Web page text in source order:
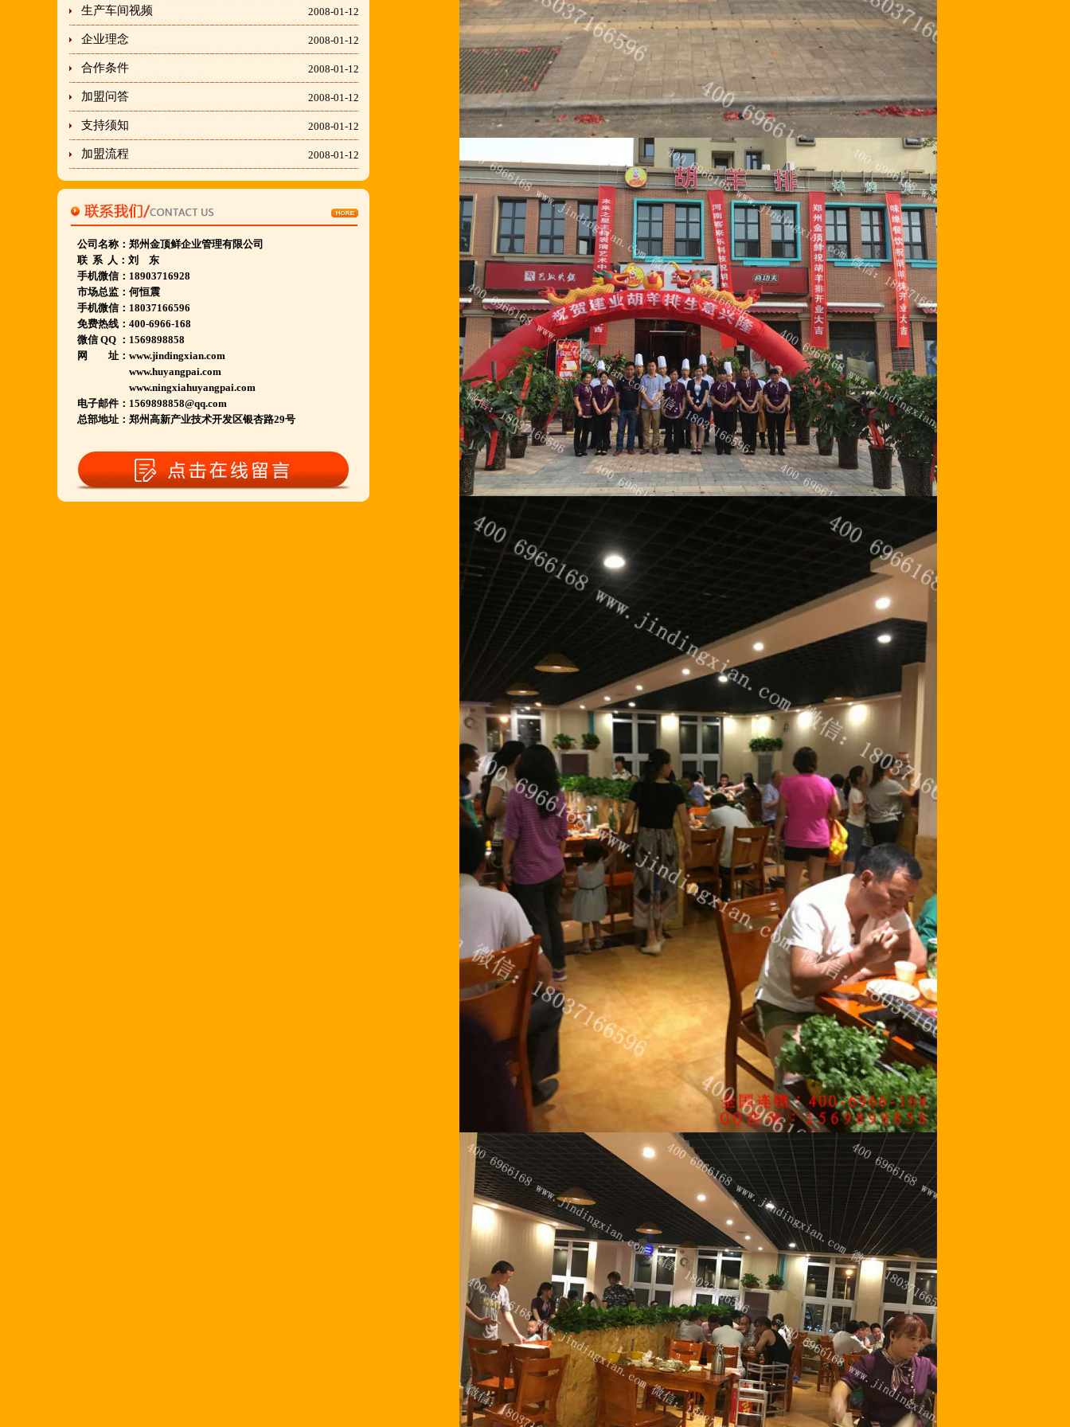
胡羊排餐饮管理有限公司所持有.
金顶鲜宁夏特色系列胡羊排烧烤火锅复合餐厅
国家注册商标,
有13年正规连锁加盟经验,
真实开店500家后,
我们很专业,
期待您加入大家庭.
若您开店无必胜把握,
请致电我们:4006966168
陕西西安市 宁夏银川市 山东聊城市等店.....
江苏泗洪 沭阳 浙江宁波温州等店.....
河南南阳多家 焦作周口多家店.....
郑州港区 许昌洛阳开封多家店.....
安徽亳州清真店 湖北襄阳店.....
山西晋城 阳泉等店.....
欢迎您到就近店品尝考察.
生产车间视频 2008-01-12
企业理念 2008-01-12
合作条件 2008-01-12
加盟问答 2008-01-12
支持须知 2008-01-12
加盟流程 2008-01-12
公司名称： 郑州金顶鲜企业管理有限公司
联 系 人：刘 东
手机微信：18903716928
市场总监：何恒震
手机微信：18037166596
免费热线：400-6966-168
微信 QQ ：1569898858
网 址：www.jindingxian.com
www.huyangpai.com
www.ningxiahuyangpai.com
电子邮件：1569898858@qq.com
总部地址：郑州高新产业技术开发区银杏路29号